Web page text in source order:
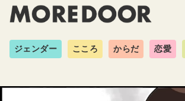
ジェンダー こころ からだ 恋愛